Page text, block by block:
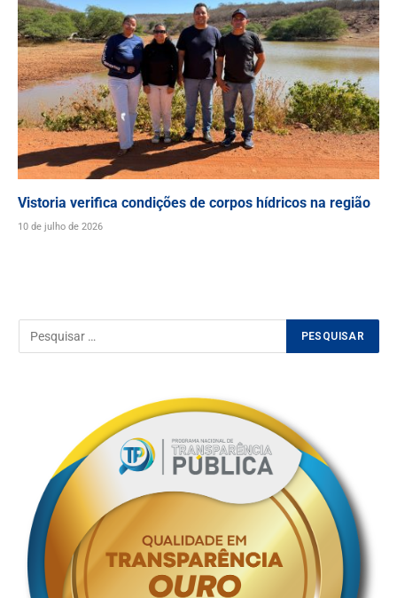
Vistoria verifica condições de corpos hídricos na região
10 de julho de 2026